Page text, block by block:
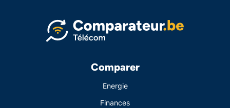
Comparer
Energie
Finances